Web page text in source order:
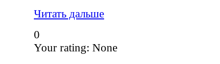
Читать дальше
0
Your rating: None